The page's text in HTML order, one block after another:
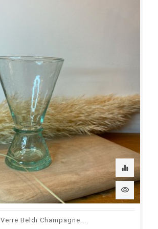
equalizer
visibility
Verre Beldi Champagne...